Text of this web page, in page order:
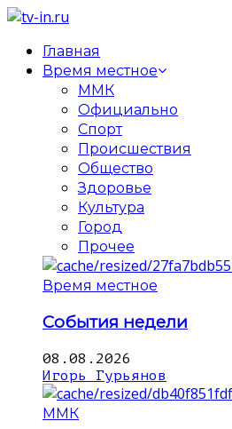
Главная
Время местное
ММК
Официально
Спорт
Происшествия
Общество
Здоровье
Культура
Город
Прочее
Время местное
События недели
08.08.2026
Игорь Гурьянов
ММК